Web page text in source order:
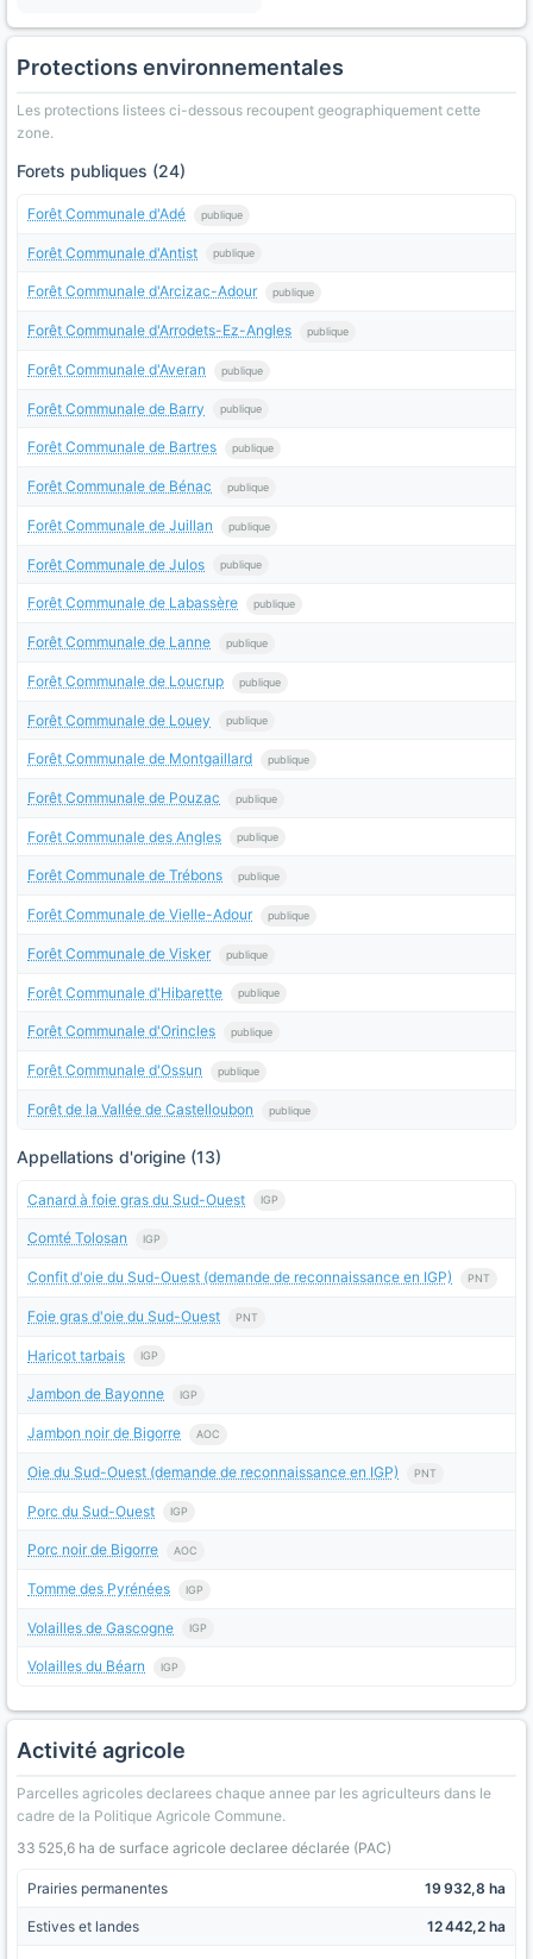
Protections environnementales
Les protections listees ci-dessous recoupent geographiquement cette
zone.
Forets publiques (24)
Forêt Communale d'Adé publique
Forêt Communale d'Antist publique
Forêt Communale d'Arcizac-Adour publique
Forêt Communale d'Arrodets-Ez-Angles publique
Forêt Communale d'Averan publique
Forêt Communale de Barry publique
Forêt Communale de Bartres publique
Forêt Communale de Bénac publique
Forêt Communale de Juillan publique
Forêt Communale de Julos publique
Forêt Communale de Labassère publique
Forêt Communale de Lanne publique
Forêt Communale de Loucrup publique
Forêt Communale de Louey publique
Forêt Communale de Montgaillard publique
Forêt Communale de Pouzac publique
Forêt Communale des Angles publique
Forêt Communale de Trébons publique
Forêt Communale de Vielle-Adour publique
Forêt Communale de Visker publique
Forêt Communale d'Hibarette publique
Forêt Communale d'Orincles publique
Forêt Communale d'Ossun publique
Forêt de la Vallée de Castelloubon publique
Appellations d'origine (13)
Canard à foie gras du Sud-Ouest IGP
Comté Tolosan IGP
Confit d'oie du Sud-Ouest (demande de reconnaissance en IGP) PNT
Foie gras d'oie du Sud-Ouest PNT
Haricot tarbais IGP
Jambon de Bayonne IGP
Jambon noir de Bigorre AOC
Oie du Sud-Ouest (demande de reconnaissance en IGP) PNT
Porc du Sud-Ouest IGP
Porc noir de Bigorre AOC
Tomme des Pyrénées IGP
Volailles de Gascogne IGP
Volailles du Béarn IGP
Activité agricole
Parcelles agricoles declarees chaque annee par les agriculteurs dans le
cadre de la Politique Agricole Commune.
33 525,6 ha de surface agricole declaree déclarée (PAC)
Prairies permanentes 19 932,8 ha
Estives et landes 12 442,2 ha